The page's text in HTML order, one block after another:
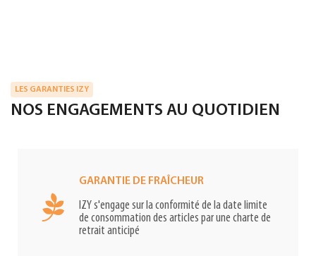
LES GARANTIES IZY
NOS ENGAGEMENTS AU QUOTIDIEN
GARANTIE DE FRAÎCHEUR
IZY s'engage sur la conformité de la date limite
de consommation des articles par une charte de
retrait anticipé